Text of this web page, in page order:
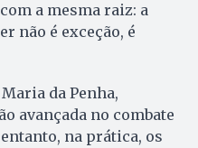
a mesma raiz: a
não é exceção, é
da Penha,
avançada no combate
na prática, os